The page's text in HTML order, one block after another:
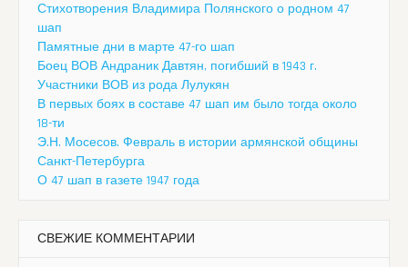
Стихотворения Владимира Полянского о родном 47
шап
Памятные дни в марте 47-го шап
Боец ВОВ Андраник Давтян, погибший в 1943 г.
Участники ВОВ из рода Лулукян
В первых боях в составе 47 шап им было тогда около
18-ти
Э.Н. Мосесов. Февраль в истории армянской общины
Санкт-Петербурга
О 47 шап в газете 1947 года
СВЕЖИЕ КОММЕНТАРИИ